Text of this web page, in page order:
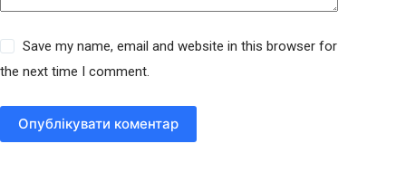
Save my name, email and website in this browser for
the next time I comment.
Опублікувати коментар